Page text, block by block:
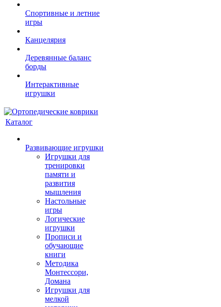
Спортивные и летние
игры
Канцелярия
Деревянные баланс
борды
Интерактивные
игрушки
Каталог
Развивающие игрушки
Игрушки для
тренировки
памяти и
развития
мышления
Настольные
игры
Логические
игрушки
Прописи и
обучающие
книги
Методика
Монтессори,
Домана
Игрушки для
мелкой